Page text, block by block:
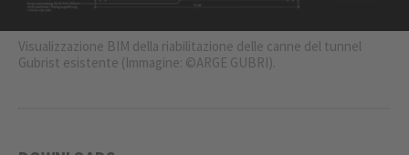
Visualizzazione BIM della riabilitazione delle canne del tunnel
Gubrist esistente (Immagine: ©ARGE GUBRI).